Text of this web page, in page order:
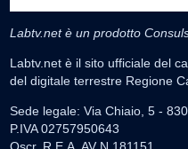
Labtv.net è un prodotto
Labtv.net è il sito ufficiale del
del digitale terrestre Regione
Sede legale: Via Chiaio, 5 -
P.IVA 02757950643